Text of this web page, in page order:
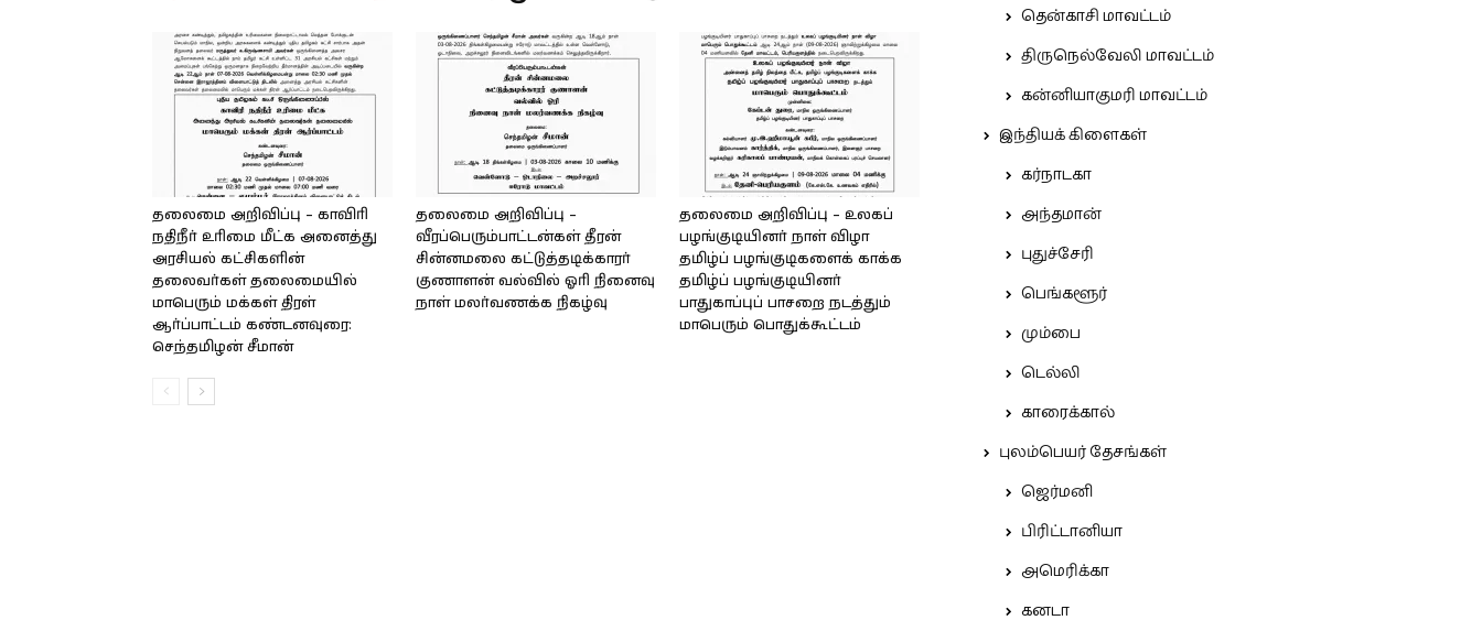
தலைமை அறிவிப்பு – காவிரி
நதிநீர் உரிமை மீட்க அனைத்து
அரசியல் கட்சிகளின்
தலைவர்கள் தலைமையில்
மாபெரும் மக்கள் திரள்
ஆர்ப்பாட்டம் கண்டனவுரை:
செந்தமிழன் சீமான்
தலைமை அறிவிப்பு –
வீரப்பெரும்பாட்டன்கள் தீரன்
சின்னமலை கட்டுத்தடிக்காரர்
குணாளன் வல்வில் ஓரி நினைவு
நாள் மலர்வணக்க நிகழ்வு
தலைமை அறிவிப்பு – உலகப்
பழங்குடியினர் நாள் விழா
தமிழ்ப் பழங்குடிகளைக் காக்க
தமிழ்ப் பழங்குடியினர்
பாதுகாப்புப் பாசறை நடத்தும்
மாபெரும் பொதுக்கூட்டம்
தென்காசி மாவட்டம்
திருநெல்வேலி மாவட்டம்
கன்னியாகுமரி மாவட்டம்
இந்தியக் கிளைகள்
கர்நாடகா
அந்தமான்
புதுச்சேரி
பெங்களூர்
மும்பை
டெல்லி
காரைக்கால்
புலம்பெயர் தேசங்கள்
ஜெர்மனி
பிரிட்டானியா
அமெரிக்கா
கனடா